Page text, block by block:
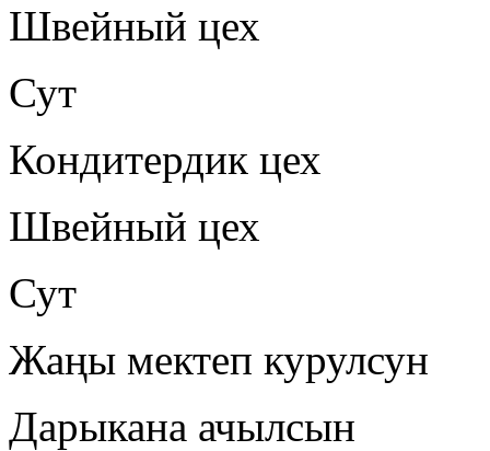
Швейный цех
Сут
Кондитердик цех
Швейный цех
Сут
Жаңы мектеп курулсун
Дарыкана ачылсын